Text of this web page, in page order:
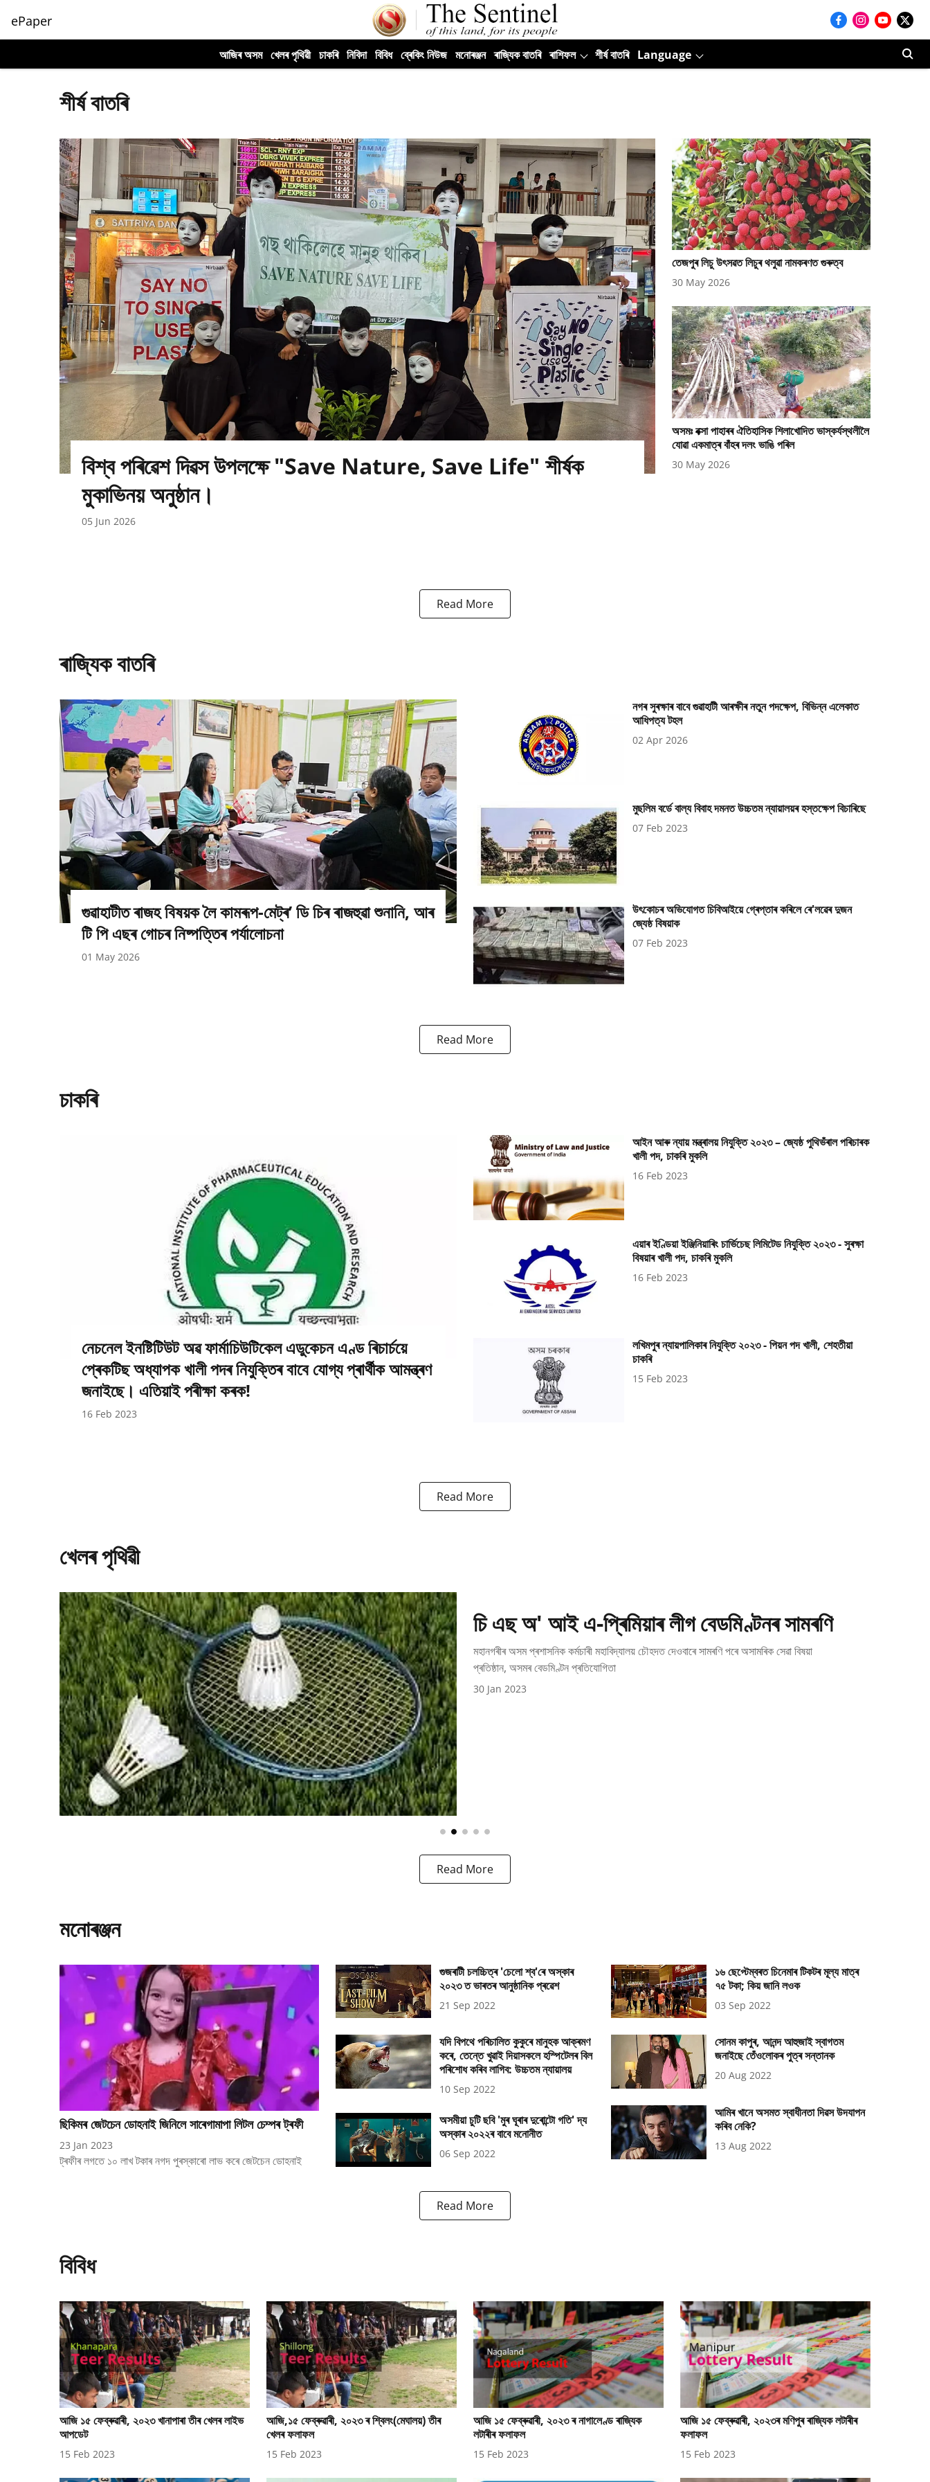
ePaper
আজিৰ অসম খেলৰ পৃথিৱী চাকৰি নিবিদা বিবিধ ব্ৰেকিং নিউজ মনোৰঞ্জন ৰাজ্যিক বাতৰি ৰাশিফল শীৰ্ষ বাতৰি Language
শীৰ্ষ বাতৰি
বিশ্ব পৰিৱেশ দিৱস উপলক্ষে "Save Nature, Save Life" শীৰ্ষক
মুকাভিনয় অনুষ্ঠান।
05 Jun 2026
তেজপুৰ লিচু উৎসৱত লিচুৰ থলুৱা নামকৰণত গুৰুত্ব
30 May 2026
অসমঃ বক্সা পাহাৰৰ ঐতিহাসিক শিলাখোদিত ভাস্কৰ্যস্থলীলৈ
যোৱা একমাত্ৰ বাঁহৰ দলং ভাঙি পৰিল
30 May 2026
Read More
ৰাজ্যিক বাতৰি
গুৱাহাটীত ৰাজহ বিষয়ক লৈ কামৰূপ-মেট্ৰ’ ডি চিৰ ৰাজহুৱা শুনানি, আৰ
টি পি এছৰ গোচৰ নিষ্পত্তিৰ পৰ্যালোচনা
01 May 2026
নগৰ সুৰক্ষাৰ বাবে গুৱাহাটী আৰক্ষীৰ নতুন পদক্ষেপ, বিভিন্ন এলেকাত
আধিপত্য টহল
02 Apr 2026
মুছলিম বৰ্ডে বাল্য বিবাহ দমনত উচ্চতম ন্যায়ালয়ৰ হস্তক্ষেপ বিচাৰিছে
07 Feb 2023
উৎকোচৰ অভিযোগত চিবিআইয়ে গ্ৰেপ্তাৰ কৰিলে ৰে'লৱেৰ দুজন
জ্যেষ্ঠ বিষয়াক
07 Feb 2023
Read More
চাকৰি
নেচনেল ইনষ্টিটিউট অৱ ফাৰ্মাচিউটিকেল এডুকেচন এণ্ড ৰিচাৰ্চয়ে
প্ৰেকটিছ অধ্যাপক খালী পদৰ নিযুক্তিৰ বাবে যোগ্য প্ৰাৰ্থীক আমন্ত্ৰণ
জনাইছে। এতিয়াই পৰীক্ষা কৰক!
16 Feb 2023
আইন আৰু ন্যায় মন্ত্ৰালয় নিযুক্তি ২০২৩ – জ্যেষ্ঠ পুথিভঁৰাল পৰিচাৰক
খালী পদ, চাকৰি মুকলি
16 Feb 2023
এয়াৰ ইণ্ডিয়া ইঞ্জিনিয়াৰিং চাৰ্ভিচেছ লিমিটেড নিযুক্তি ২০২৩ - সুৰক্ষা
বিষয়াৰ খালী পদ, চাকৰি মুকলি
16 Feb 2023
লখিমপুৰ ন্যায়পালিকাৰ নিযুক্তি ২০২৩ - পিয়ন পদ খালী, শেহতীয়া
চাকৰি
15 Feb 2023
Read More
খেলৰ পৃথিৱী
চি এছ অ' আই এ-প্ৰিমিয়াৰ লীগ বেডমিণ্টনৰ সামৰণি
মহানগৰীৰ অসম প্ৰশাসনিক কৰ্মচাৰী মহাবিদ্যালয় চৌহদত দেওবাৰে সামৰণি পৰে অসামৰিক সেৱা বিষয়া
প্ৰতিষ্ঠান, অসমৰ বেডমিণ্টন প্ৰতিযোগিতা
30 Jan 2023
Read More
মনোৰঞ্জন
ছিকিমৰ জেটচেন ডোহনাই জিনিলে সাৰেগামাপা লিটল চেম্পৰ ট্ৰফী
23 Jan 2023
ট্ৰফীৰ লগতে ১০ লাখ টকাৰ নগদ পুৰস্কাৰো লাভ কৰে জেটচেন ডোহনাই
গুজৰাটী চলচ্চিত্ৰ 'চেলো শ্ব'ৰে অস্কাৰ
২০২৩ ত ভাৰতৰ আনুষ্ঠানিক প্ৰৱেশ
21 Sep 2022
যদি বিপথে পৰিচালিত কুকুৰে মানুহক আক্ৰমণ
কৰে, তেন্তে খুৱাই দিয়াসকলে হস্পিটেলৰ বিল
পৰিশোধ কৰিব লাগিব: উচ্চতম ন্যায়ালয়
10 Sep 2022
অসমীয়া চুটি ছবি 'মুৰ ঘূৰাৰ দুৰোন্টো গতি' দ্য
অস্কাৰ ২০২২ৰ বাবে মনোনীত
06 Sep 2022
১৬ ছেপ্টেম্বৰত চিনেমাৰ টিকটৰ মূল্য মাত্ৰ
৭৫ টকা; কিয় জানি লওক
03 Sep 2022
সোনম কাপুৰ, আনন্দ আহুজাই স্বাগতম
জনাইছে তেঁওলোকৰ পুত্ৰ সন্তানক
20 Aug 2022
আমিৰ খানে অসমত স্বাধীনতা দিৱস উদযাপন
কৰিব নেকি?
13 Aug 2022
Read More
বিবিধ
আজি ১৫ ফেব্ৰুৱাৰী, ২০২৩ খানাপাৰা তীৰ খেলৰ লাইভ
আপডেট
15 Feb 2023
আজি,১৫ ফেব্ৰুৱাৰী, ২০২৩ ৰ শ্বিলং(মেঘালয়) তীৰ
খেলৰ ফলাফল
15 Feb 2023
আজি ১৫ ফেব্ৰুৱাৰী, ২০২৩ ৰ নাগালেণ্ড ৰাজ্যিক
লটাৰীৰ ফলাফল
15 Feb 2023
আজি ১৫ ফেব্ৰুৱাৰী, ২০২৩ৰ মণিপুৰ ৰাজ্যিক লটাৰীৰ
ফলাফল
15 Feb 2023